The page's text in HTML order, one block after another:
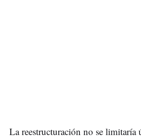
La reestructuración no se limitaría